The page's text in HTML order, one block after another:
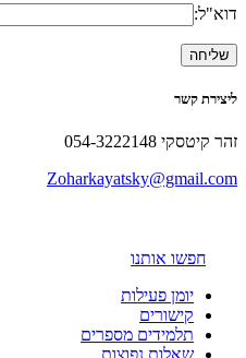
דוא"ל:
ליצירת קשר
זהר קיטסקי 054-3222148
Zoharkayatsky@gmail.com
חפשו אותנו
יומן פעילות
קישורים
תלמידים מספרים